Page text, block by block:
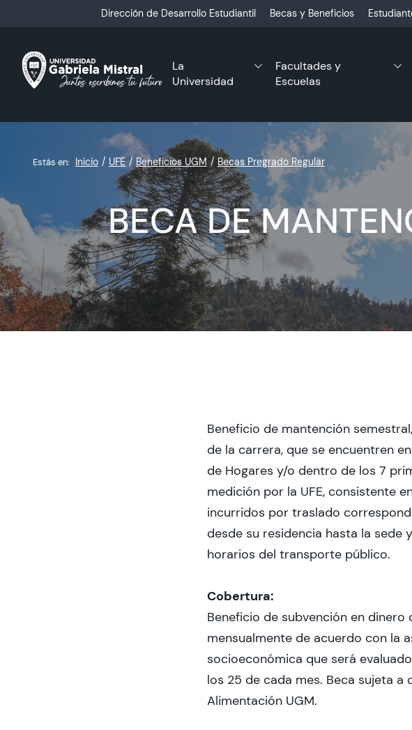
Dirección de Desarrollo Estudiantil Becas y Beneficios
La
Universidad
Facultades y
Escuelas
Estás en: Inicio UFE Beneficios UGM Becas Pregrado Regular
BECA DE
Beneficio de mantención
de la carrera, que se encuentren
de Hogares y/o dentro de los 7
medición por la UFE, consistente
incurridos por traslado
desde su residencia hasta la sede
horarios del transporte público.
Cobertura:
Beneficio de subvención en
mensualmente de acuerdo con la
socioeconómica que será
los 25 de cada mes. Beca sujeta
Alimentación UGM.